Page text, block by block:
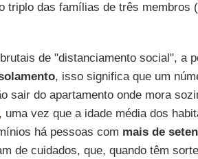
triplo das famílias de três membros
de "distanciamento social", a
, isso significa que um
sair do apartamento onde mora
, uma vez que a idade média dos
há pessoas com mais de
de cuidados, que, quando têm